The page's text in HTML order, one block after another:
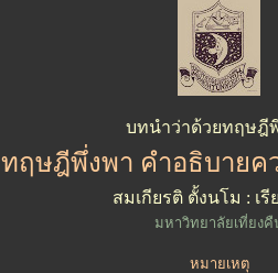
บทนำว่าด้วยทฤษฎี
ทฤษฎีพึ่งพา คำอธิบาย
สมเกียรติ ตั้งนโม : เรี
มหาวิทยาลัยเที่ยงคื
หมายเหตุ